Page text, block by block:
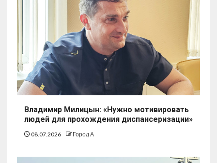
Владимир Милицын: «Нужно мотивировать
людей для прохождения диспансеризации»
08.07.2026 Город А